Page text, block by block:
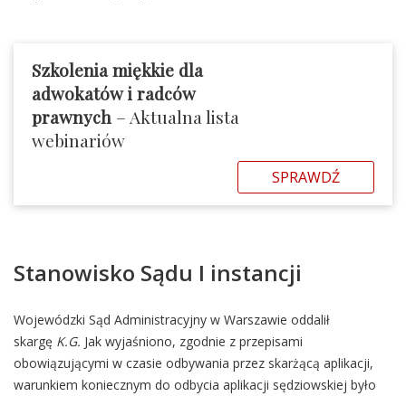
Szkolenia miękkie dla
adwokatów i radców
prawnych – Aktualna lista
webinariów
SPRAWDŹ
Stanowisko Sądu I instancji
Wojewódzki Sąd Administracyjny w Warszawie oddalił
skargę K.G. Jak wyjaśniono, zgodnie z przepisami
obowiązującymi w czasie odbywania przez skarżącą aplikacji,
warunkiem koniecznym do odbycia aplikacji sędziowskiej było